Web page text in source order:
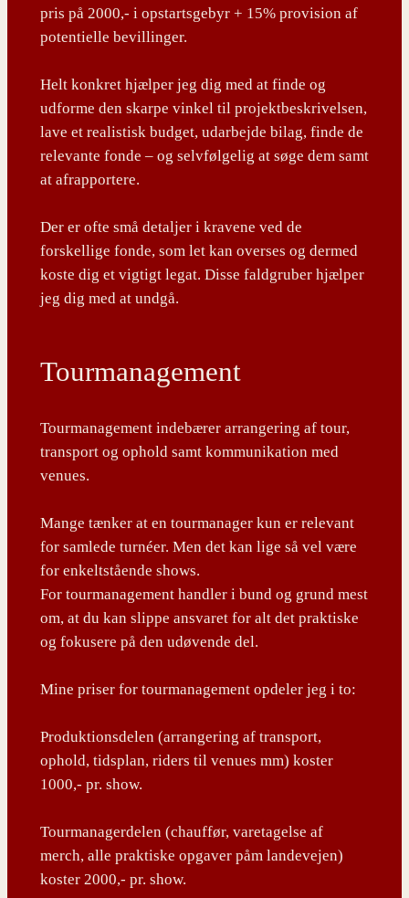
pris på 2000,- i opstartsgebyr + 15% provision af
potentielle bevillinger.
Helt konkret hjælper jeg dig med at finde og
udforme den skarpe vinkel til projektbeskrivelsen,
lave et realistisk budget, udarbejde bilag, finde de
relevante fonde – og selvfølgelig at søge dem samt
at afrapportere.
Der er ofte små detaljer i kravene ved de
forskellige fonde, som let kan overses og dermed
koste dig et vigtigt legat. Disse faldgruber hjælper
jeg dig med at undgå.
Tourmanagement
Tourmanagement indebærer arrangering af tour,
transport og ophold samt kommunikation med
venues.
Mange tænker at en tourmanager kun er relevant
for samlede turnéer. Men det kan lige så vel være
for enkeltstående shows.
For tourmanagement handler i bund og grund mest
om, at du kan slippe ansvaret for alt det praktiske
og fokusere på den udøvende del.
Mine priser for tourmanagement opdeler jeg i to:
Produktionsdelen (arrangering af transport,
ophold, tidsplan, riders til venues mm) koster
1000,- pr. show.
Tourmanagerdelen (chauffør, varetagelse af
merch, alle praktiske opgaver påm landevejen)
koster 2000,- pr. show.